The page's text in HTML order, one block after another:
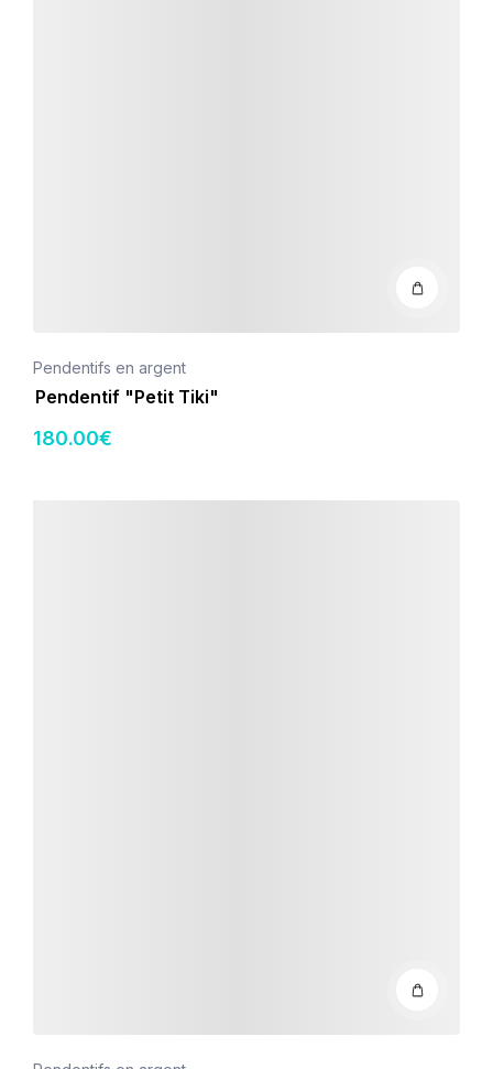
Pendentifs en argent
Pendentif "Petit Tiki"
180.00€